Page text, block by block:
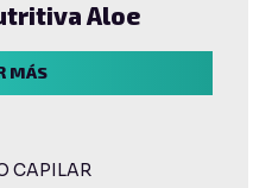
Aloe
MÁS
CAPILAR